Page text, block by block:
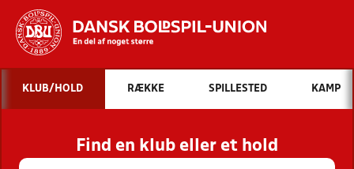
Hvad vil du søge efter?
INDHOLD OG NYHEDER
STILLINGER, RESULTATER, KLUBBER OG
HOLD
KLUB/HOLD RÆKKE SPILLESTED KAMP
Find en klub eller et hold